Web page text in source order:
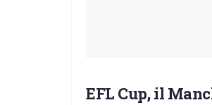
EFL CUP
EFL Cup, il